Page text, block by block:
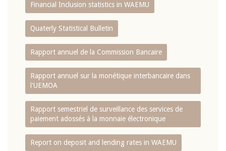
Financial Inclusion statistics in WAEMU
Quaterly Statistical Bulletin
Rapport annuel de la Commission Bancaire
Rapport annuel sur la monétique interbancaire dans
l'UEMOA
Rapport semestriel de surveillance des services de
paiement adossés à la monnaie électronique
Report on deposit and lending rates in WAEMU